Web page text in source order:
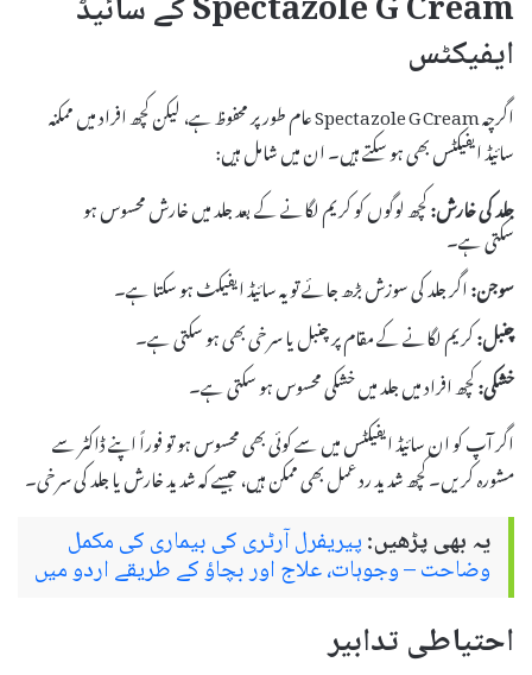
Spectazole G Cream کے سائیڈ
ایفیکٹس
اگرچہ Spectazole G Cream عام طور پر محفوظ ہے، لیکن کچھ افراد میں ممکنہ
سائیڈ ایفیکٹس بھی ہو سکتے ہیں۔ ان میں شامل ہیں:
جلد کی خارش:کچھ لوگوں کو کریم لگانے کے بعد جلد میں خارش محسوس ہو
سکتی ہے۔
سوجن:اگر جلد کی سوزش بڑھ جائے تو یہ سائیڈ ایفیکٹ ہو سکتا ہے۔
چنبل:کریم لگانے کے مقام پر چنبل یا سرخی بھی ہو سکتی ہے۔
خشکی:کچھ افراد میں جلد میں خشکی محسوس ہو سکتی ہے۔
اگر آپ کو ان سائیڈ ایفیکٹس میں سے کوئی بھی محسوس ہو تو فوراً اپنے ڈاکٹر سے
مشورہ کریں۔ کچھ شدید رد عمل بھی ممکن ہیں، جیسے کہ شدید خارش یا جلد کی سرخی۔
یہ بھی پڑھیں:پیریفرل آرٹری کی بیماری کی مکمل
وضاحت – وجوہات، علاج اور بچاؤ کے طریقے اردو میں
احتیاطی تدابیر